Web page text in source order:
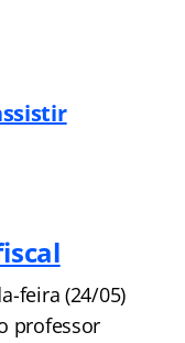
feira (24/05)
professor